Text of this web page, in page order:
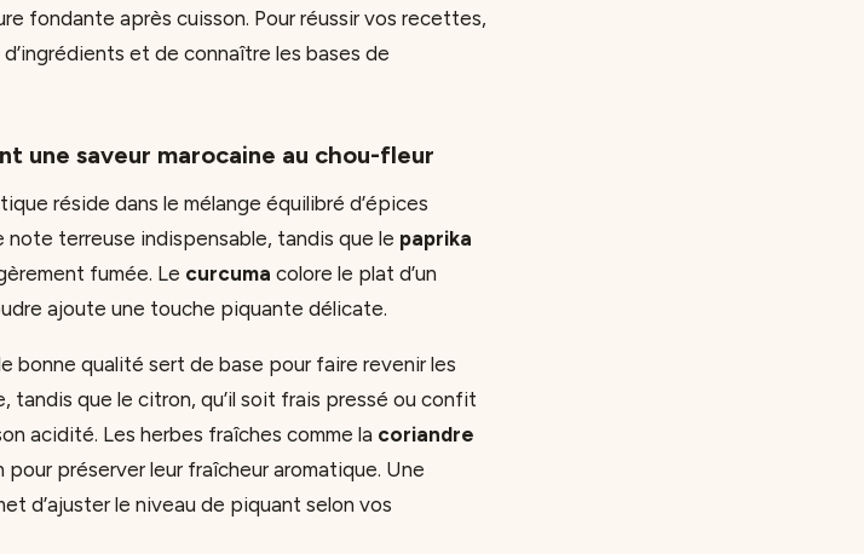
fondante après cuisson. Pour réussir vos recettes,
et de connaître les bases de
une saveur marocaine au chou-fleur
réside dans le mélange équilibré d’épices
note terreuse indispensable, tandis que le paprika
fumée. Le curcuma colore le plat d’un
ajoute une touche piquante délicate.
bonne qualité sert de base pour faire revenir les
tandis que le citron, qu’il soit frais pressé ou confit
acidité. Les herbes fraîches comme la coriandre
préserver leur fraîcheur aromatique. Une
d’ajuster le niveau de piquant selon vos